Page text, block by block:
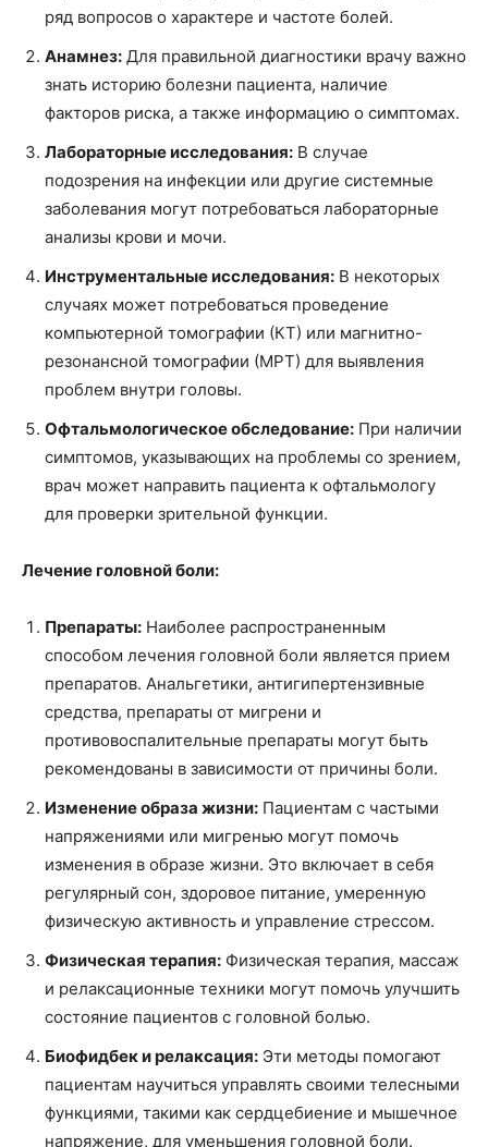
ряд вопросов о характере и частоте болей.
Анамнез: Для правильной диагностики врачу важно
знать историю болезни пациента, наличие
факторов риска, а также информацию о симптомах.
Лабораторные исследования: В случае
подозрения на инфекции или другие системные
заболевания могут потребоваться лабораторные
анализы крови и мочи.
Инструментальные исследования: В некоторых
случаях может потребоваться проведение
компьютерной томографии (КТ) или магнитно-
резонансной томографии (МРТ) для выявления
проблем внутри головы.
Офтальмологическое обследование: При наличии
симптомов, указывающих на проблемы со зрением,
врач может направить пациента к офтальмологу
для проверки зрительной функции.
Лечение головной боли:
Препараты: Наиболее распространенным
способом лечения головной боли является прием
препаратов. Анальгетики, антигипертензивные
средства, препараты от мигрени и
противовоспалительные препараты могут быть
рекомендованы в зависимости от причины боли.
Изменение образа жизни: Пациентам с частыми
напряжениями или мигренью могут помочь
изменения в образе жизни. Это включает в себя
регулярный сон, здоровое питание, умеренную
физическую активность и управление стрессом.
Физическая терапия: Физическая терапия, массаж
и релаксационные техники могут помочь улучшить
состояние пациентов с головной болью.
Биофидбек и релаксация: Эти методы помогают
пациентам научиться управлять своими телесными
функциями, такими как сердцебиение и мышечное
напряжение, для уменьшения головной боли.